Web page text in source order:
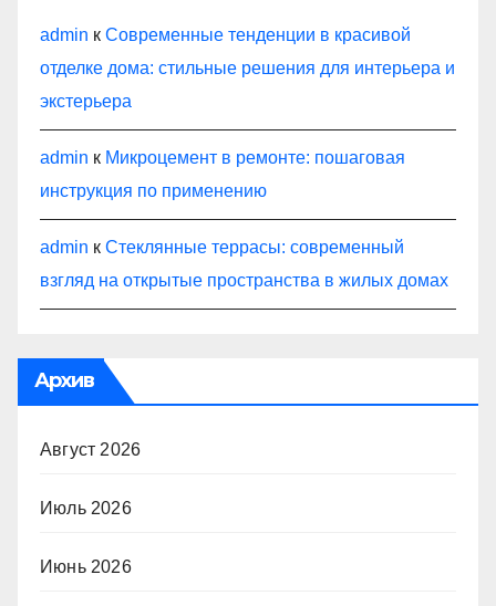
admin к Современные тенденции в красивой
отделке дома: стильные решения для интерьера и
экстерьера
admin к Микроцемент в ремонте: пошаговая
инструкция по применению
admin к Стеклянные террасы: современный
взгляд на открытые пространства в жилых домах
Архив
Август 2026
Июль 2026
Июнь 2026